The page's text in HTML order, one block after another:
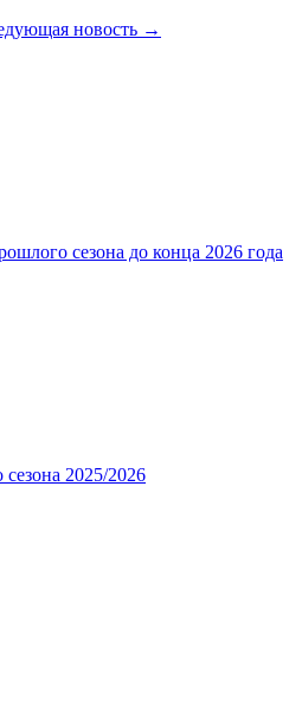
новость →
сезона до конца 2026 года
2025/2026